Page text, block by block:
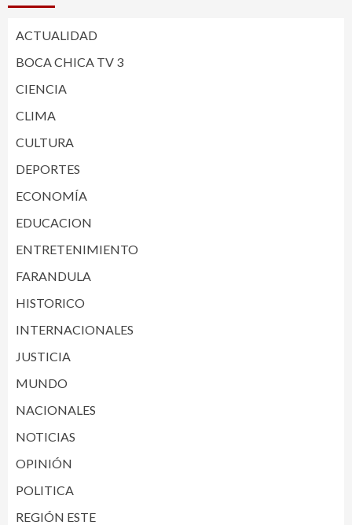
ACTUALIDAD
BOCA CHICA TV 3
CIENCIA
CLIMA
CULTURA
DEPORTES
ECONOMÍA
EDUCACION
ENTRETENIMIENTO
FARANDULA
HISTORICO
INTERNACIONALES
JUSTICIA
MUNDO
NACIONALES
NOTICIAS
OPINIÓN
POLITICA
REGIÓN ESTE